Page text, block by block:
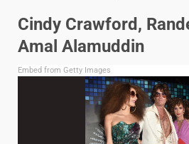
Cindy Crawford,
Amal Alamuddin
Embed from Getty Images